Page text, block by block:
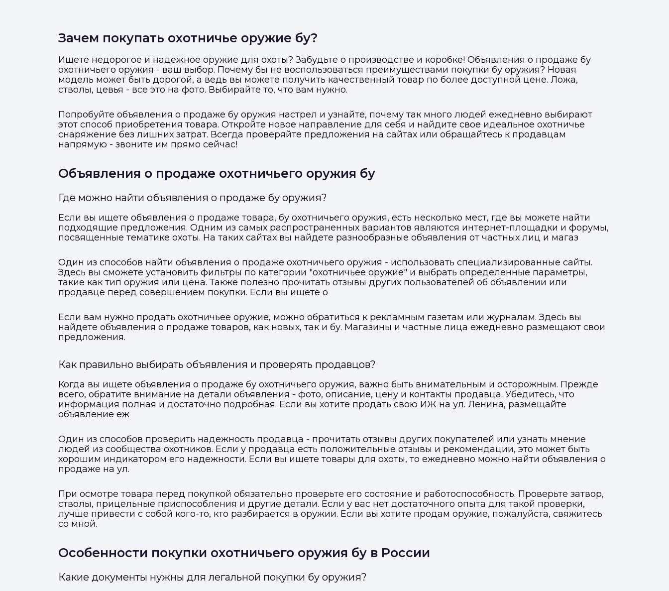
Мы отправим код для входа на ваш номер телефона.
Отправьте заявку через мессенджер-бот — магазины увидят её и пришлют предложения. Фото, описание и AI-оценка
прямо в чате.
Отправьте заявку через мессенджер-бот — магазины увидят её и пришлют предложения. Фото, описание и AI-оценка
прямо в чате.
Зачем покупать охотничье оружие бу?
Ищете недорогое и надежное оружие для охоты? Забудьте о производстве и коробке! Объявления о продаже бу
охотничьего оружия - ваш выбор. Почему бы не воспользоваться преимуществами покупки бу оружия? Новая
модель может быть дорогой, а ведь вы можете получить качественный товар по более доступной цене. Ложа,
стволы, цевья - все это на фото. Выбирайте то, что вам нужно.
Попробуйте объявления о продаже бу оружия настрел и узнайте, почему так много людей ежедневно выбирают
этот способ приобретения товара. Откройте новое направление для себя и найдите свое идеальное охотничье
снаряжение без лишних затрат. Всегда проверяйте предложения на сайтах или обращайтесь к продавцам
напрямую - звоните им прямо сейчас!
Объявления о продаже охотничьего оружия бу
Где можно найти объявления о продаже бу оружия?
Если вы ищете объявления о продаже товара, бу охотничьего оружия, есть несколько мест, где вы можете найти
подходящие предложения. Одним из самых распространенных вариантов являются интернет-площадки и форумы,
посвященные тематике охоты. На таких сайтах вы найдете разнообразные объявления от частных лиц и магаз
Один из способов найти объявления о продаже охотничьего оружия - использовать специализированные сайты.
Здесь вы сможете установить фильтры по категории "охотничьее оружие" и выбрать определенные параметры,
такие как тип оружия или цена. Также полезно прочитать отзывы других пользователей об объявлении или
продавце перед совершением покупки. Если вы ищете о
Если вам нужно продать охотничьее оружие, можно обратиться к рекламным газетам или журналам. Здесь вы
найдете объявления о продаже товаров, как новых, так и бу. Магазины и частные лица ежедневно размещают свои
предложения.
Как правильно выбирать объявления и проверять продавцов?
Когда вы ищете объявления о продаже бу охотничьего оружия, важно быть внимательным и осторожным. Прежде
всего, обратите внимание на детали объявления - фото, описание, цену и контакты продавца. Убедитесь, что
информация полная и достаточно подробная. Если вы хотите продать свою ИЖ на ул. Ленина, размещайте
объявление еж
Один из способов проверить надежность продавца - прочитать отзывы других покупателей или узнать мнение
людей из сообщества охотников. Если у продавца есть положительные отзывы и рекомендации, это может быть
хорошим индикатором его надежности. Если вы ищете товары для охоты, то ежедневно можно найти объявления о
продаже на ул.
При осмотре товара перед покупкой обязательно проверьте его состояние и работоспособность. Проверьте затвор,
стволы, прицельные приспособления и другие детали. Если у вас нет достаточного опыта для такой проверки,
лучше привести с собой кого-то, кто разбирается в оружии. Если вы хотите продам оружие, пожалуйста, свяжитесь
со мной.
Особенности покупки охотничьего оружия бу в России
Какие документы нужны для легальной покупки бу оружия?